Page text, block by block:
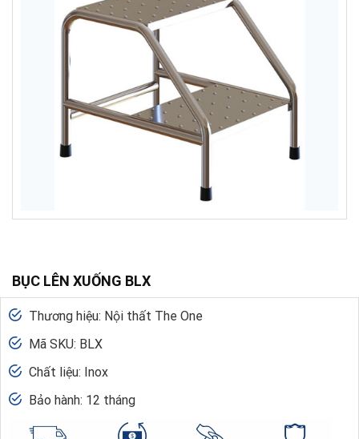
BỤC LÊN XUỐNG BLX
Thương hiệu: Nội thất The One
Mã SKU: BLX
Chất liệu: Inox
Bảo hành: 12 tháng